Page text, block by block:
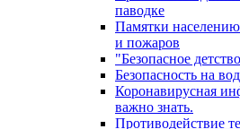
паводке
Памятки
и пожаров
"Безопасное
Безопасность на
Коронавирусная
важно знать.
Противодействие